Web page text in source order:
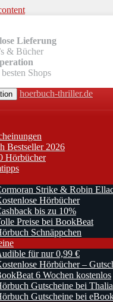
Lieferung
& Bücher
Shops
hoerbuch-thriller.de
Bestseller 2026
Hörbücher
Strike & Robin
Hörbücher
bis zu 10%
Preise bei BookBeat
Schnäppchen
für nur 0,99 €
Hörbücher –
6 Wochen kostenlos
Gutscheine bei Thalia
Gutscheine bei